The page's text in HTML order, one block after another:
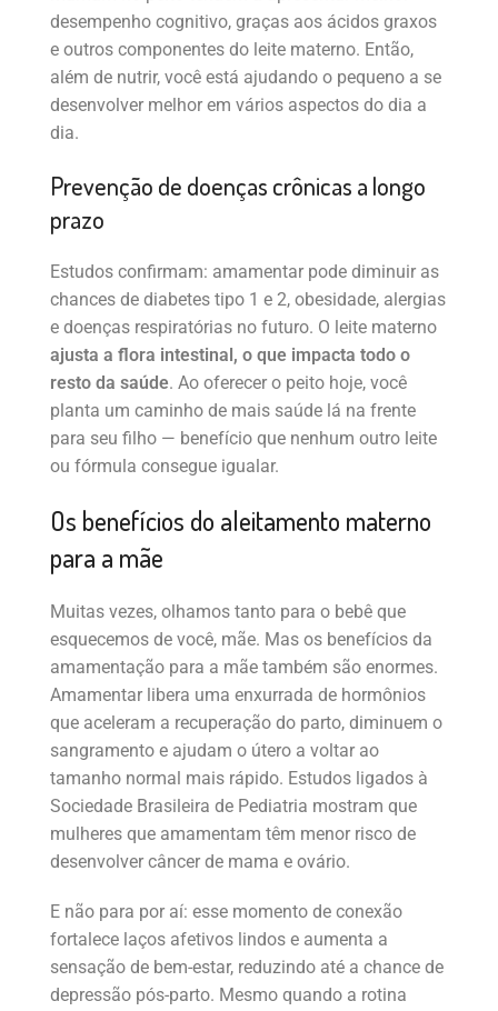
desempenho cognitivo, graças aos ácidos graxos
e outros componentes do leite materno. Então,
além de nutrir, você está ajudando o pequeno a se
desenvolver melhor em vários aspectos do dia a
dia.
Prevenção de doenças crônicas a longo
prazo
Estudos confirmam: amamentar pode diminuir as
chances de diabetes tipo 1 e 2, obesidade, alergias
e doenças respiratórias no futuro. O leite materno
ajusta a flora intestinal, o que impacta todo o
resto da saúde. Ao oferecer o peito hoje, você
planta um caminho de mais saúde lá na frente
para seu filho — benefício que nenhum outro leite
ou fórmula consegue igualar.
Os benefícios do aleitamento materno
para a mãe
Muitas vezes, olhamos tanto para o bebê que
esquecemos de você, mãe. Mas os benefícios da
amamentação para a mãe também são enormes.
Amamentar libera uma enxurrada de hormônios
que aceleram a recuperação do parto, diminuem o
sangramento e ajudam o útero a voltar ao
tamanho normal mais rápido. Estudos ligados à
Sociedade Brasileira de Pediatria mostram que
mulheres que amamentam têm menor risco de
desenvolver câncer de mama e ovário.
E não para por aí: esse momento de conexão
fortalece laços afetivos lindos e aumenta a
sensação de bem-estar, reduzindo até a chance de
depressão pós-parto. Mesmo quando a rotina